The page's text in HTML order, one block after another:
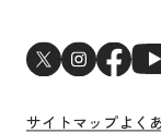
サイトマップよく
医師・研修医採用